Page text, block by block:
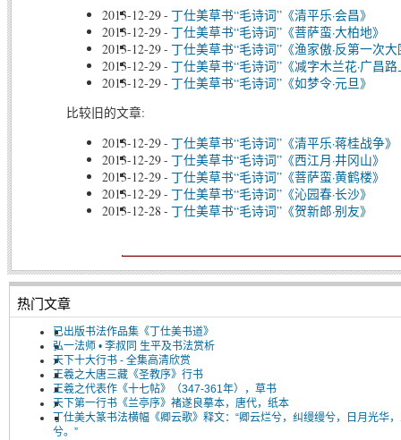
2013-12-29-丁仕美草书“毛诗词”《清平乐·会昌》
2013-12-29-丁仕美草书“毛诗词”《菩萨蛮·大柏地》
2013-12-29-丁仕美草书“毛诗词”《渔家傲·反第一次
2013-12-29-丁仕美草书“毛诗词”《减字木兰花·广昌
2013-12-29-丁仕美草书“毛诗词”《如梦令·元旦》
比较旧的文章:
2013-12-29-丁仕美草书“毛诗词”《清平乐·蒋桂战争》
2013-12-29-丁仕美草书“毛诗词”《西江月·井冈山》
2013-12-29-丁仕美草书“毛诗词”《菩萨蛮·黄鹤楼》
2013-12-29-丁仕美草书“毛诗词”《沁园春·长沙》
2013-12-28 -丁仕美草书“毛诗词”《贺新郎·别友》
热门文章
已出版书法作品集《丁仕美书道》
弘一法师 • 李叔同 生平及书法赏析
天下十大行书 - 全集高清欣赏
王羲之大唐三藏《圣教序》行书
王羲之代表作《十七帖》（347-361年），草书
天下第一行书《兰亭序》褚遂良摹本，唐代，纸本
丁仕美大篆书法横幅《卿云歌》释文：“卿云烂兮，纠缦缦兮，日月光华
兮。”